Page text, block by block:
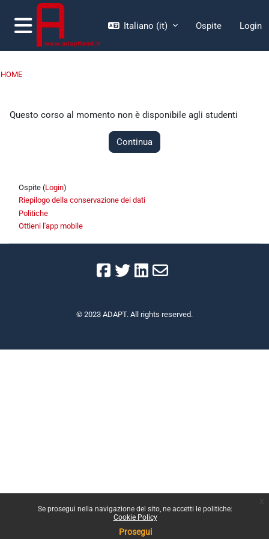
Vai al contenuto principale
Se prosegui nella navigazione del sito, ne accetti le politiche:
Cookie Policy
Prosegui
Pannello laterale
Italiano ‎(it)‎ Ospite Login
HOME
Questo corso al momento non è disponibile agli studenti
Continua
Ospite (Login)
Riepilogo della conservazione dei dati
Politiche
Ottieni l'app mobile
© 2023 ADAPT. All rights reserved.